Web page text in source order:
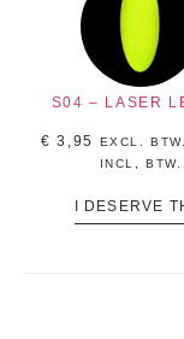
S04 – LASER
€ 3,95 EXCL.
INCL, BTW.
I DESERVE